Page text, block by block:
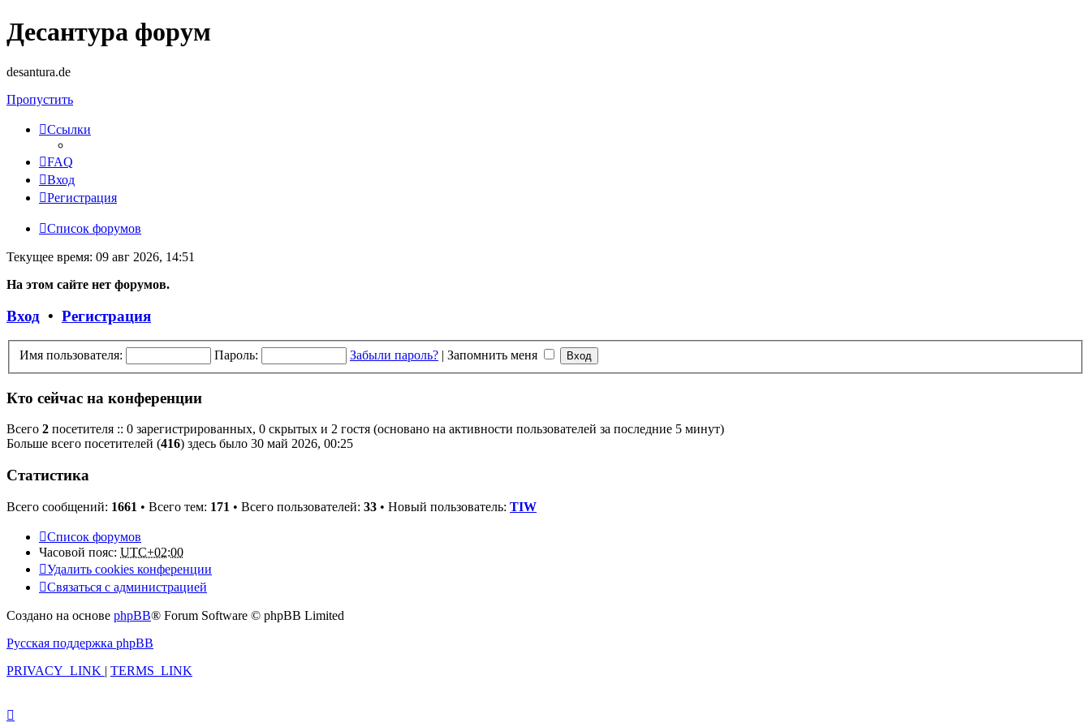
Десантура форум
desantura.de
Пропустить
Ссылки
FAQ
Вход
Регистрация
Список форумов
Текущее время: 09 авг 2026, 14:51
На этом сайте нет форумов.
Вход • Регистрация
Имя пользователя: Пароль: Забыли пароль? | Запомнить меня
Кто сейчас на конференции
Всего 2 посетителя :: 0 зарегистрированных, 0 скрытых и 2 гостя (основано на активности пользователей за последние 5 минут)
Больше всего посетителей (416) здесь было 30 май 2026, 00:25
Статистика
Всего сообщений: 1661 • Всего тем: 171 • Всего пользователей: 33 • Новый пользователь: TIW
Список форумов
Часовой пояс: UTC+02:00
Удалить cookies конференции
Связаться с администрацией
Создано на основе phpBB® Forum Software © phpBB Limited
Русская поддержка phpBB
PRIVACY_LINK | TERMS_LINK